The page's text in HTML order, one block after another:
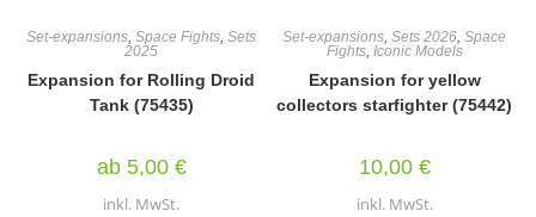
Set-expansions,Space Fights,Sets
2025
Expansion for Rolling Droid
Tank (75435)
ab 5,00 €
inkl. MwSt.
Set-expansions,Sets 2026,Space
Fights, Iconic Models
Expansion for yellow
collectors starfighter (75442)
10,00 €
inkl. MwSt.